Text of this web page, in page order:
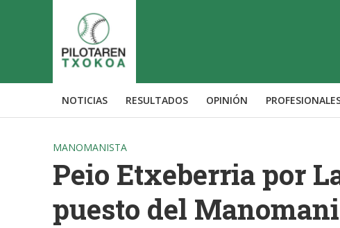
NOTICIAS RESULTADOS OPINIÓN
MANOMANISTA
Peio Etxeberria por
puesto del